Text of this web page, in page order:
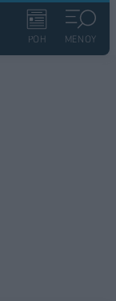
ΡΟΗ ΜΕΝΟΥ